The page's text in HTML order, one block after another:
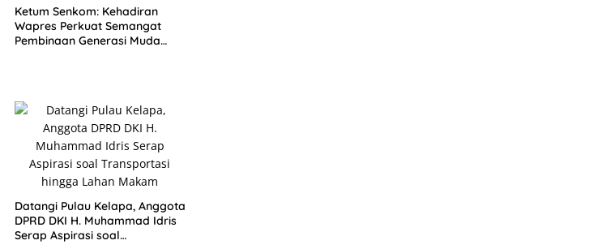
Ketum Senkom: Kehadiran
Wapres Perkuat Semangat
Pembinaan Generasi Muda
Datangi Pulau Kelapa, Anggota
DPRD DKI H. Muhammad Idris
Serap Aspirasi soal